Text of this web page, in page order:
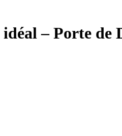
– Porte de